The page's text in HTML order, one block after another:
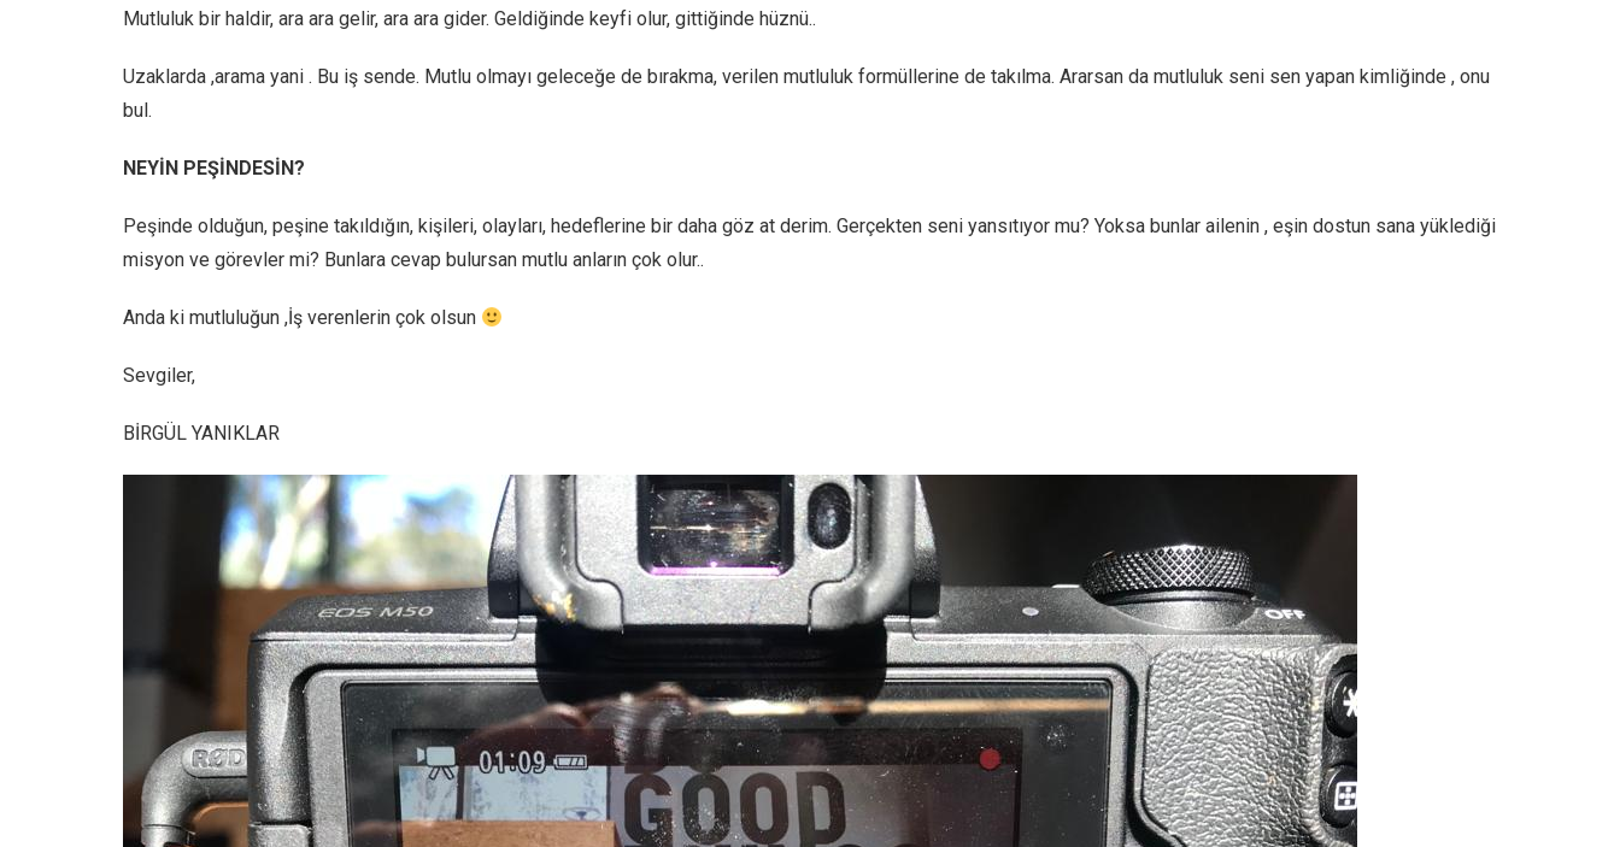
Mutluluk bir haldir, ara ara gelir, ara ara gider. Geldiğinde keyfi olur, gittiğinde hüznü..
Uzaklarda ,arama yani . Bu iş sende. Mutlu olmayı geleceğe de bırakma, verilen mutluluk formüllerine de takılma. Ararsan da mutluluk seni sen yapan kimliğinde , onu
bul.
NEYİN PEŞİNDESİN?
Peşinde olduğun, peşine takıldığın, kişileri, olayları, hedeflerine bir daha göz at derim. Gerçekten seni yansıtıyor mu? Yoksa bunlar ailenin , eşin dostun sana yüklediği
misyon ve görevler mi? Bunlara cevap bulursan mutlu anların çok olur..
Anda ki mutluluğun ,İş verenlerin çok olsun
Sevgiler,
BİRGÜL YANIKLAR